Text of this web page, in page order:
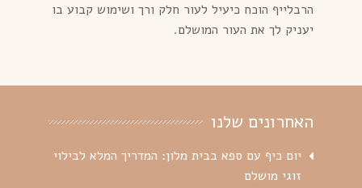
הרבלייף הוכח כיעיל לעור חלק ורך ושימוש קבוע בו
יעניק לך את העור המושלם.
האחרונים שלנו
יום כיף עם ספא בבית מלון: המדריך המלא לבילוי
זוגי מושלם